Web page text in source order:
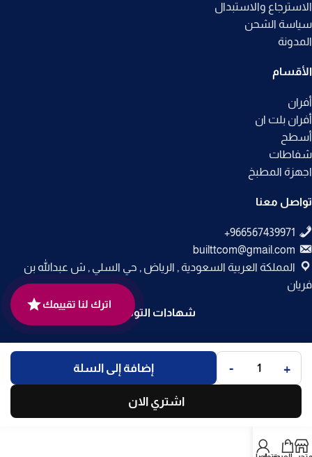
الاسترجاع والاستبدال
سياسة الشحن
المدونة
الأقسام
أفران
أفران بلت ان
أسطح
شفاطات
اجهزة المطبخ
تواصل معنا
builttcom@gmail.com
المملكة العربية السعودية , الرياض , حي السلي , ش عبدالله بن
فريان
شهادات التوثيق
جميع الحقوق محفوظة لـمتجر بلت إن© 2025.
تم التطوير بواسطةCode Times
. +
- إضافة إلى السلة
اشتري الان
اترك لنا تقييمك